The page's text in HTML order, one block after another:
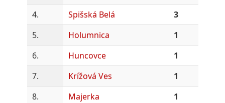
4.
Spišská Belá
3
5.
Holumnica
1
6.
Huncovce
1
7.
Krížová Ves
1
8.
Majerka
1